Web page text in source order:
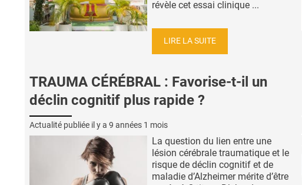
révèle cet essai clinique ...
LIRE LA SUITE
TRAUMA CÉRÉBRAL : Favorise-t-il un
déclin cognitif plus rapide ?
Actualité publiée il y a 9 années 1 mois
La question du lien entre une
lésion cérébrale traumatique et le
risque de déclin cognitif et de
maladie d’Alzheimer mérite d’être